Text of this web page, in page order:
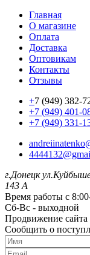
Главная
О магазине
Оплата
Доставка
Оптовикам
Контакты
Отзывы
+7 (949) 382-
+7 (949) 401-
+7 (949) 331-
г.Донецк
143 А
Время работы с
Сб-Вс - выходной
Продвижение сайта
Сообщить о